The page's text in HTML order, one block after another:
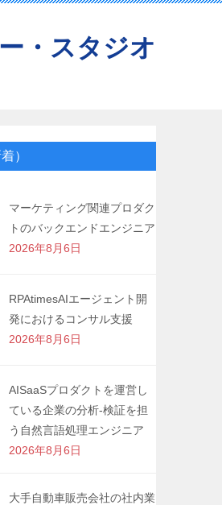
・スタジオ
）
マーケティング関連プロダク
トのバックエンドエンジニア
2026年8月6日
RPAtimesAIエージェント開
発におけるコンサル支援
2026年8月6日
AISaaSプロダクトを運営し
ている企業の分析-検証を担
う自然言語処理エンジニア
2026年8月6日
大手自動車販売会社の社内業